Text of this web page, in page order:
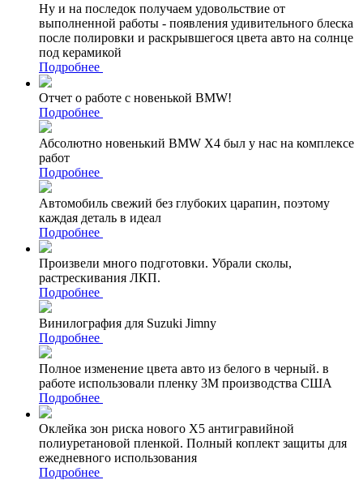
Ну и на последок получаем удовольствие от
выполненной работы - появления удивительного блеска
после полировки и раскрывшегося цвета авто на солнце
под керамикой
Подробнее
Отчет о работе с новенькой BMW!
Подробнее
Абсолютно новенький BMW X4 был у нас на комплексе
работ
Подробнее
Автомобиль свежий без глубоких царапин, поэтому
каждая деталь в идеал
Подробнее
Произвели много подготовки. Убрали сколы,
растрескивания ЛКП.
Подробнее
Винилография для Suzuki Jimny
Подробнее
Полное изменение цвета авто из белого в черный. в
работе использовали пленку 3М производства США
Подробнее
Оклейка зон риска нового Х5 антигравийной
полиуретановой пленкой. Полный коплект защиты для
ежедневного использования
Подробнее